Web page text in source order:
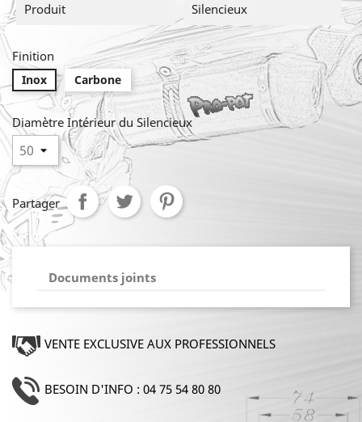
Produit Silencieux
Finition
Inox Carbone
Diamètre Intérieur du Silencieux
Partager
Documents joints
VENTE EXCLUSIVE AUX PROFESSIONNELS
BESOIN D'INFO : 04 75 54 80 80